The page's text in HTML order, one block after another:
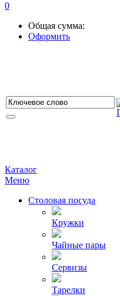
0
Общая сумма:
Оформить
Каталог
Меню
Столовая посуда
Кружки
Чайные пары
Сервизы
Тарелки